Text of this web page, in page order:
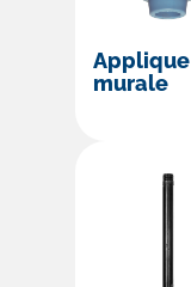
Applique
murale